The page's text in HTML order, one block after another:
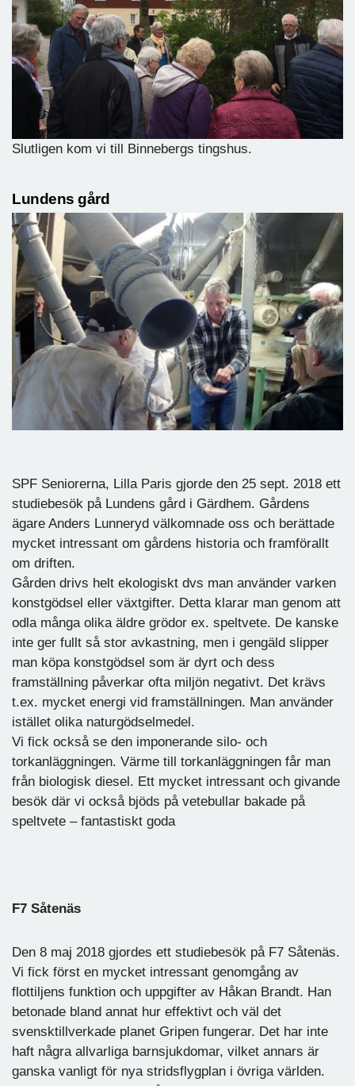
Slutligen kom vi till Binnebergs tingshus.
Lundens gård
SPF Seniorerna, Lilla Paris gjorde den 25 sept. 2018 ett
studiebesök på Lundens gård i Gärdhem. Gårdens
ägare Anders Lunneryd välkomnade oss och berättade
mycket intressant om gårdens historia och framförallt
om driften.
Gården drivs helt ekologiskt dvs man använder varken
konstgödsel eller växtgifter. Detta klarar man genom att
odla många olika äldre grödor ex. speltvete. De kanske
inte ger fullt så stor avkastning, men i gengäld slipper
man köpa konstgödsel som är dyrt och dess
framställning påverkar ofta miljön negativt. Det krävs
t.ex. mycket energi vid framställningen. Man använder
istället olika naturgödselmedel.
Vi fick också se den imponerande silo- och
torkanläggningen. Värme till torkanläggningen får man
från biologisk diesel. Ett mycket intressant och givande
besök där vi också bjöds på vetebullar bakade på
speltvete – fantastiskt goda
F7 Såtenäs
Den 8 maj 2018 gjordes ett studiebesök på F7 Såtenäs.
Vi fick först en mycket intressant genomgång av
flottiljens funktion och uppgifter av Håkan Brandt. Han
betonade bland annat hur effektivt och väl det
svensktillverkade planet Gripen fungerar. Det har inte
haft några allvarliga barnsjukdomar, vilket annars är
ganska vanligt för nya stridsflygplan i övriga världen.